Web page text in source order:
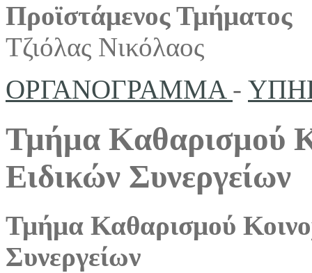
Προϊστάμενος Τμήματος
Τζιόλας Νικόλαος
ΟΡΓΑΝΟΓΡΑΜΜΑ -
Τμήμα Καθαρισμού
Ειδικών Συνεργείων
Τμήμα Καθαρισμού
Συνεργείων